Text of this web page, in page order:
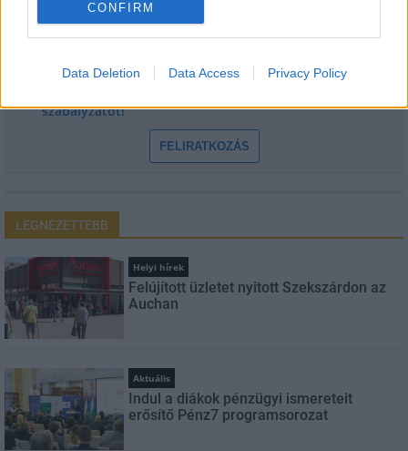
CONFIRM
Data Deletion Data Access Privacy Policy
szabályzatot!
FELIRATKOZÁS
LEGNÉZETTEBB
Helyi hírek
Felújított üzletet nyitott Szekszárdon az
Auchan
Aktuális
Indul a diákok pénzügyi ismereteit
erősítő Pénz7 programsorozat